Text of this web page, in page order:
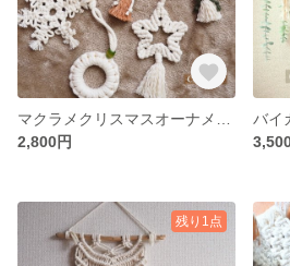
2,800円
バイ
残り1点